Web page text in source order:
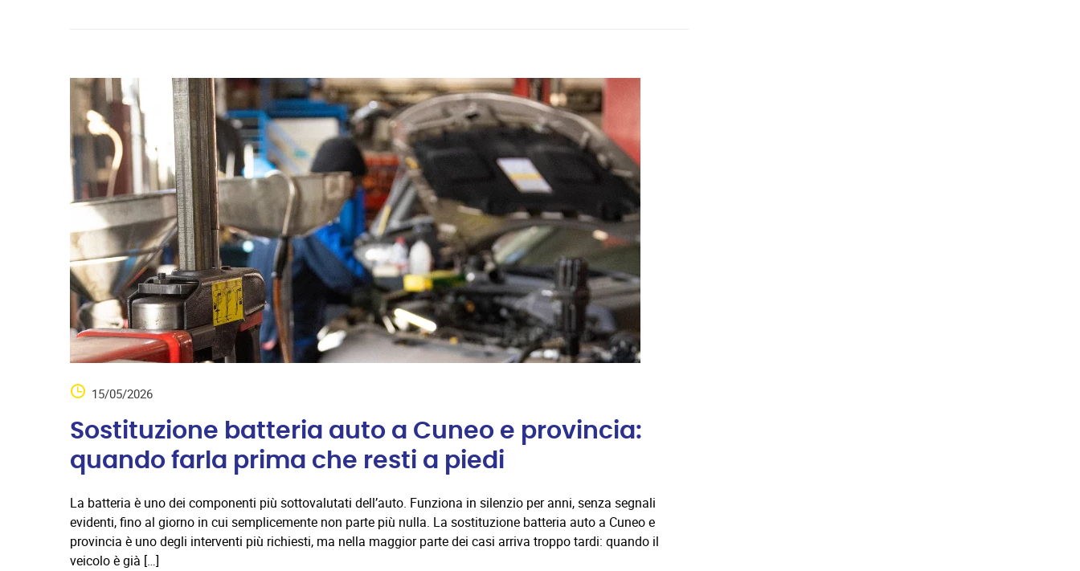
15/05/2026
Sostituzione batteria auto a Cuneo e provincia:
quando farla prima che resti a piedi
La batteria è uno dei componenti più sottovalutati dell’auto. Funziona in silenzio per anni, senza segnali
evidenti, fino al giorno in cui semplicemente non parte più nulla. La sostituzione batteria auto a Cuneo e
provincia è uno degli interventi più richiesti, ma nella maggior parte dei casi arriva troppo tardi: quando il
veicolo è già […]